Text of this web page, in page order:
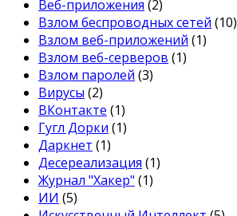
Веб-приложения (2)
Взлом беспроводных сетей (10)
Взлом веб-приложений (1)
Взлом веб-серверов (1)
Взлом паролей (3)
Вирусы (2)
ВКонтакте (1)
Гугл Дорки (1)
Даркнет (1)
Десереализация (1)
Журнал "Хакер" (1)
ИИ (5)